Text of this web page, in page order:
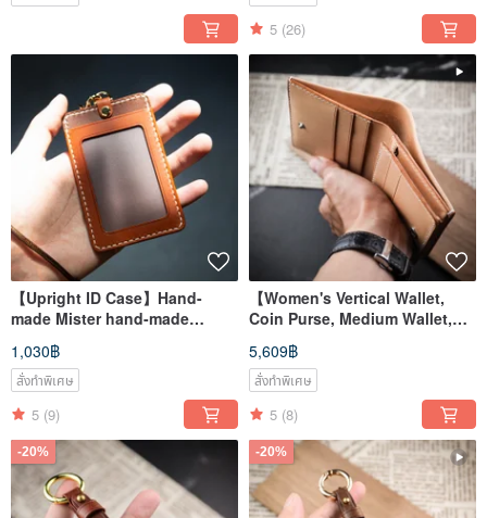
5 (26)
【Upright ID Case】Hand-
made Mister hand-made
material package with custom
engraving on the neck
1,030฿
สั่งทำพิเศษ
5 (9)
【Women's Vertical Wallet,
Coin Purse, Medium Wallet,
With Coin Compartment】
Primary Color Italian
Vegetable-Tanned Leather,
5,609฿
สั่งทำพิเศษ
5 (8)
-20% -20%